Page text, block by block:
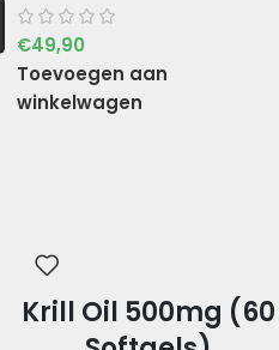
€49,90
Toevoegen aan
winkelwagen
Krill Oil 500mg (60